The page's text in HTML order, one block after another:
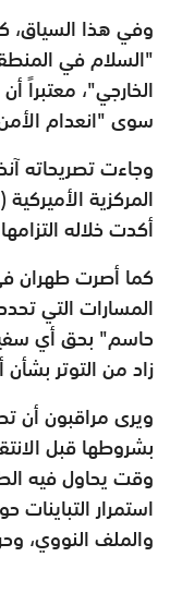
وفي هذا السياق،
"السلام في
الخارجي"، معتبراً
سوى "انعدام
وجاءت تصريحاته
أكدت خلاله
كما أصرت طهران
المسارات التي
حاسم" بحق أي
زاد من التوتر
ويرى مراقبون
بشروطها قبل
وقت يحاول فيه
استمرار التباينات
والملف النووي،